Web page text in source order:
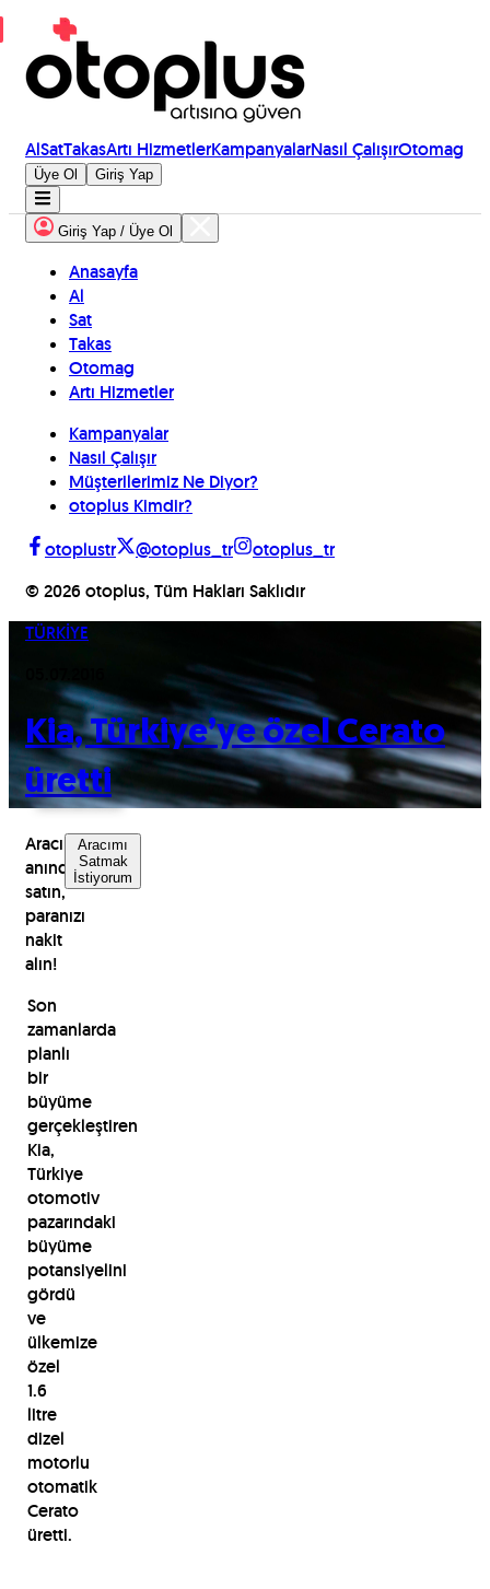
AlSatTakasArtı HizmetlerKampanyalarNasıl ÇalışırOtomag
Üye Ol Giriş Yap
Giriş Yap / Üye Ol
Anasayfa
Al
Sat
Takas
Otomag
Artı Hizmetler
Kampanyalar
Nasıl Çalışır
Müşterilerimiz Ne Diyor?
otoplus Kimdir?
otoplustr
@otoplus_tr
otoplus_tr
© 2026 otoplus, Tüm Hakları Saklıdır
TÜRKİYE
Kia, Türkiye’ye özel Cerato
üretti
Aracınızı
anında
satın,
paranızı
nakit
alın!
Aracımı
Satmak
İstiyorum
Son
zamanlarda
planlı
bir
büyüme
gerçekleştiren
Kia,
Türkiye
otomotiv
pazarındaki
büyüme
potansiyelini
gördü
ve
ülkemize
özel
1.6
litre
dizel
motorlu
otomatik
Cerato
üretti.